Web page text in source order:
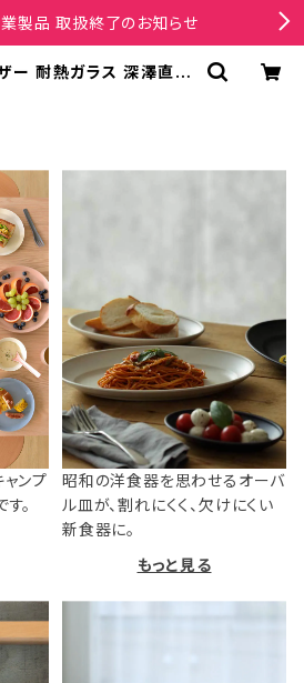
製品 取扱終了のお知らせ
ー 耐熱ガラス 深澤直人
ンプ
。
昭和の洋食器を思わせるオーバ
ル皿が、割れにくく、欠けにくい
新食器に。
もっと見る